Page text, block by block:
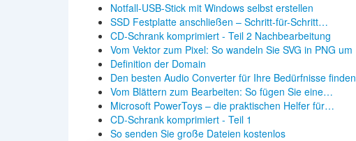
Notfall-USB-Stick mit Windows selbst erstellen
SSD Festplatte anschließen – Schritt-für-Schritt…
CD-Schrank komprimiert - Teil 2 Nachbearbeitung
Vom Vektor zum Pixel: So wandeln Sie SVG in PNG um
Definition der Domain
Den besten Audio Converter für Ihre Bedürfnisse finden
Vom Blättern zum Bearbeiten: So fügen Sie eine…
Microsoft PowerToys – die praktischen Helfer für…
CD-Schrank komprimiert - Teil 1
So senden Sie große Dateien kostenlos